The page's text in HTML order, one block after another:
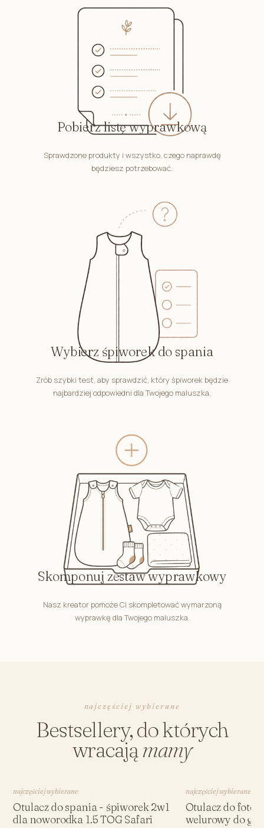
Pobierz listę wyprawkową
Sprawdzone produkty i wszystko, czego naprawdę
będziesz potrzebować.
Wybierz śpiworek do spania
Zrób szybki test, aby sprawdzić, który śpiworek będzie
najbardziej odpowiedni dla Twojego maluszka.
Skomponuj zestaw wyprawkowy
Nasz kreator pomoże Ci skompletować wymarzoną
wyprawkę dla Twojego maluszka.
najczęściej wybierane
Bestsellery, do których
wracająmamy
najczęściej wybierane
Otulacz do spania - śpiworek 2w1
dla noworodka 1.5 TOG Safari
najczęściej wybierane
Otulacz do
welurowy do